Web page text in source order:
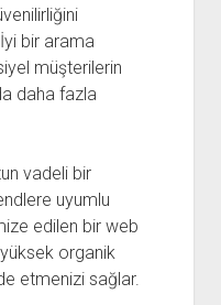
İyi bir arama
müşterilerin
daha fazla
vadeli bir
uyumlu
edilen bir web
organik
etmenizi sağlar.